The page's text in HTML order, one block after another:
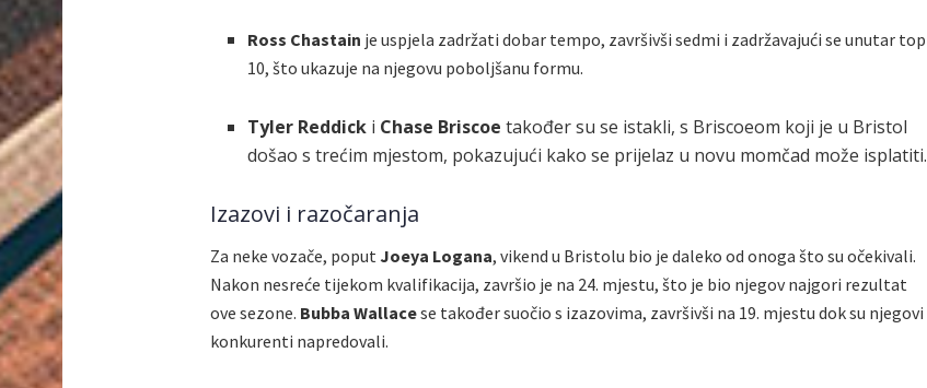
Ross Chastain je uspjela zadržati dobar tempo, završivši sedmi i zadržavajući se unutar top
10, što ukazuje na njegovu poboljšanu formu.
Tyler Reddick i Chase Briscoe također su se istakli, s Briscoeom koji je u Bristol
došao s trećim mjestom, pokazujući kako se prijelaz u novu momčad može isplatiti.
Izazovi i razočaranja
Za neke vozače, poputJoeya Logana, vikend u Bristolu bio je daleko od onoga što su očekivali.
Nakon nesreće tijekom kvalifikacija, završio je na 24. mjestu, što je bio njegov najgori rezultat
ove sezone. Bubba Wallacese također suočio s izazovima, završivši na 19. mjestu dok su njegovi
konkurenti napredovali.